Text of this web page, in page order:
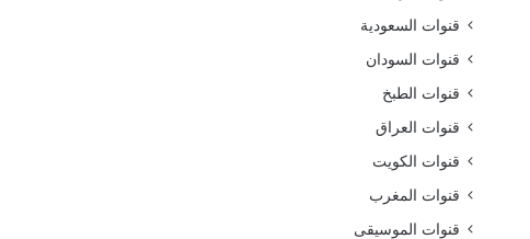
قنوات السعودية
قنوات السودان
قنوات الطبخ
قنوات العراق
قنوات الكويت
قنوات المغرب
قنوات الموسيقى